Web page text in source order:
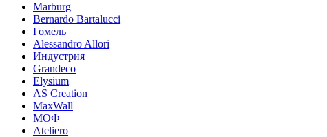
Marburg
Bernardo Bartalucci
Гомель
Alessandro Allori
Индустрия
Grandeco
Elysium
AS Creation
MaxWall
МОФ
Ateliero